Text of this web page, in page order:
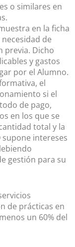
o similares en
en la ficha
de
previa. Dicho
y gastos
por el Alumno.
el
si el
de pago,
en los que se
total y la
intereses
gestión para su
de prácticas en
un 60% del